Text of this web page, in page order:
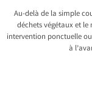
Au-delà de la simple
déchets végétaux et le
intervention ponctuelle
à